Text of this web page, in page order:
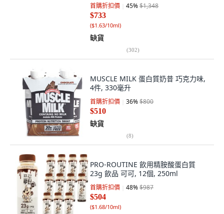
首購折扣價 45%$1,348
$733
($1.63/10ml)
缺貨
(302)
MUSCLE MILK 蛋白質奶昔 巧克力味,
4件, 330毫升
首購折扣價 36%$800
$510
缺貨
(8)
PRO-ROUTINE 飲用精胺酸蛋白質
23g 飲品 可可, 12個, 250ml
首購折扣價 48%$987
$504
($1.68/10ml)